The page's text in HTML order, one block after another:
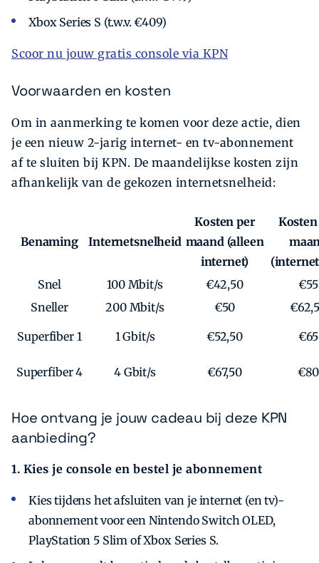
Xbox Series S (t.w.v. €409)
Scoor nu jouw gratis console via KPN
Voorwaarden en kosten
Om in aanmerking te komen voor deze actie, dien
je een nieuw 2-jarig internet- en tv-abonnement
af te sluiten bij KPN. De maandelijkse kosten zijn
afhankelijk van de gekozen internetsnelheid:
Benaming Internetsnelheid
Kosten per
maand (alleen
internet)
Snel
100 Mbit/s €42,50
€55
Sneller
200 Mbit/s €50
Superfiber 1 1 Gbit/s €52,50 €65
Superfiber 4 4 Gbit/s €67,50 €80
Hoe ontvang je jouw cadeau bij deze KPN
aanbieding?
1. Kies je console en bestel je abonnement
Kies tijdens het afsluiten van je internet (en tv)-
abonnement voor een Nintendo Switch OLED,
PlayStation 5 Slim of Xbox Series S.